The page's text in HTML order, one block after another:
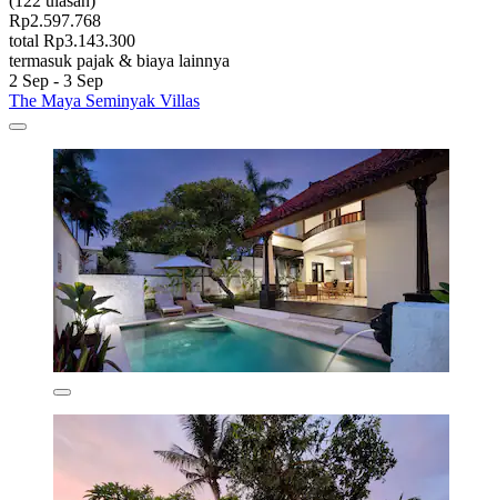
Rp2.597.768
total Rp3.143.300
termasuk pajak & biaya lainnya
2 Sep - 3 Sep
The Maya Seminyak Villas